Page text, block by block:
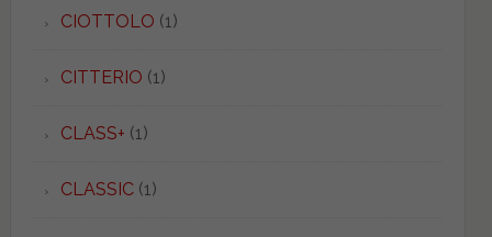
CIOTTOLO (1)
CITTERIO (1)
CLASS+ (1)
CLASSIC(1)